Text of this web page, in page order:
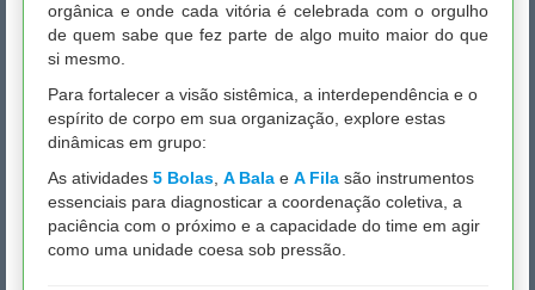
orgânica e onde cada vitória é celebrada com o orgulho
de quem sabe que fez parte de algo muito maior do que
si mesmo.
Para fortalecer a visão sistêmica, a interdependência e o
espírito de corpo em sua organização, explore estas
dinâmicas em grupo:
As atividades 5 Bolas A Bala e A Fila são instrumentos
essenciais para diagnosticar a coordenação coletiva, a
paciência com o próximo e a capacidade do time em agir
como uma unidade coesa sob pressão.